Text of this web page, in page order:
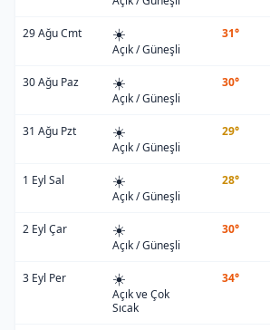
29 Ağu Cmt ☀️
Açık / Güneşli
31°
30 Ağu Paz ☀️
Açık / Güneşli
30°
31 Ağu Pzt ☀️
Açık / Güneşli
29°
1 Eyl Sal ☀️
Açık / Güneşli
28°
2 Eyl Çar ☀️
Açık / Güneşli
30°
3 Eyl Per ☀️
Açık ve Çok
Sıcak
34°